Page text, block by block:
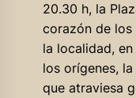
20.30 h, la
corazón de
la localidad,
los orígenes,
que atraviesa